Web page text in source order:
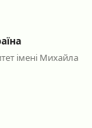
імені Михайла